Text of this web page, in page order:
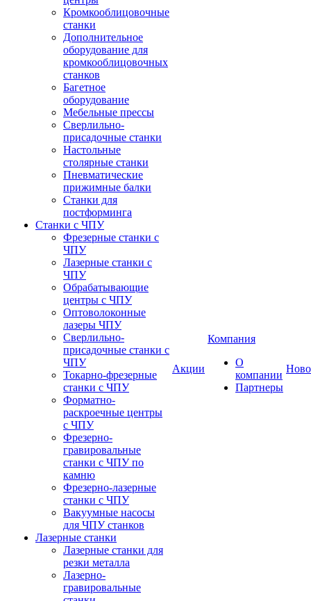
Кромкооблицовочные
станки
Дополнительное
оборудование для
кромкооблицовочных
станков
Багетное
оборудование
Мебельные прессы
Сверлильно-
присадочные станки
Настольные
столярные станки
Пневматические
прижимные балки
Станки для
постформинга
Станки с ЧПУ
Фрезерные станки с
ЧПУ
Лазерные станки с
ЧПУ
Обрабатывающие
центры с ЧПУ
Оптоволоконные
лазеры ЧПУ
Сверлильно-
присадочные станки с
ЧПУ
Токарно-фрезерные
станки с ЧПУ
Форматно-
раскроечные центры
с ЧПУ
Фрезерно-
гравировальные
станки с ЧПУ по
камню
Фрезерно-лазерные
станки с ЧПУ
Вакуумные насосы
для ЧПУ станков
Лазерные станки
Лазерные станки для
резки металла
Лазерно-
гравировальные
Акции
Компания
О
компании
Партнеры